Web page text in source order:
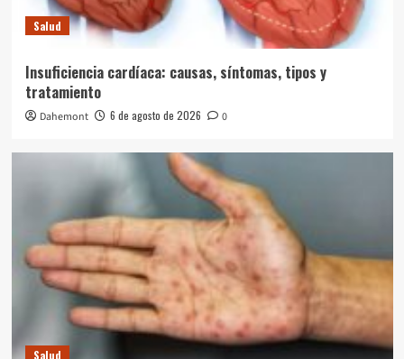
Salud
Insuficiencia cardíaca: causas, síntomas, tipos y
tratamiento
Dahemont 6 de agosto de 2026 0
Salud